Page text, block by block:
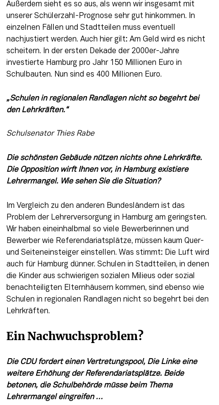
Außerdem sieht es so aus, als wenn wir insgesamt mit
unserer Schülerzahl-Prognose sehr gut hinkommen. In
einzelnen Fällen und Stadtteilen muss eventuell
nachjustiert werden. Auch hier gilt: Am Geld wird es nicht
scheitern. In der ersten Dekade der 2000er-Jahre
investierte Hamburg pro Jahr 150 Millionen Euro in
Schulbauten. Nun sind es 400 Millionen Euro.
„Schulen in regionalen Randlagen nicht so begehrt bei
den Lehrkräften.“
Schulsenator Thies Rabe
Die schönsten Gebäude nützen nichts ohne Lehrkräfte.
Die Opposition wirft Ihnen vor, in Hamburg existiere
Lehrermangel. Wie sehen Sie die Situation?
Im Vergleich zu den anderen Bundesländern ist das
Problem der Lehrerversorgung in Hamburg am geringsten.
Wir haben eineinhalbmal so viele Bewerberinnen und
Bewerber wie Referendariatsplätze, müssen kaum Quer-
und Seiteneinsteiger einstellen. Was stimmt: Die Luft wird
auch für Hamburg dünner. Schulen in Stadtteilen, in denen
die Kinder aus schwierigen sozialen Milieus oder sozial
benachteiligten Elternhäusern kommen, sind ebenso wie
Schulen in regionalen Randlagen nicht so begehrt bei den
Lehrkräften.
Ein Nachwuchsproblem?
Die CDU fordert einen Vertretungspool, Die Linke eine
weitere Erhöhung der Referendariatsplätze. Beide
betonen, die Schulbehörde müsse beim Thema
Lehrermangel eingreifen …